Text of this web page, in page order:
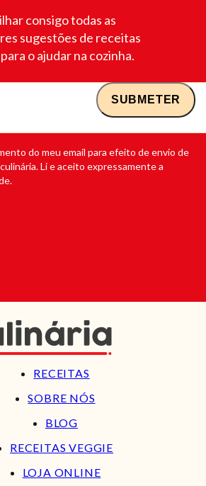
consigo todas as
sugestões de receitas
o ajudar na cozinha.
do meu email para efeito de envio de
Li e aceito expressamente a
RECEITAS
SOBRE NÓS
BLOG
RECEITAS VEGGIE
LOJA ONLINE